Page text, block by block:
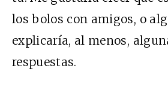
los bolos con amigos, o
explicaría, al menos,
respuestas.